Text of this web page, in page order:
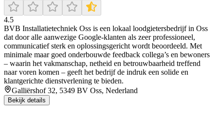
4.5
BVB Installatietechniek Oss is een lokaal loodgietersbedrijf in Oss
dat door alle aanwezige Google-klanten als zeer professioneel,
communicatief sterk en oplossingsgericht wordt beoordeeld. Met
minimale maar goed onderbouwde feedback collega’s en bewoners
– waarin het vakmanschap, netheid en betrouwbaarheid treffend
naar voren komen – geeft het bedrijf de indruk een solide en
klantgerichte dienstverlening te bieden.
Galliërshof 32, 5349 BV Oss, Nederland
Bekijk details